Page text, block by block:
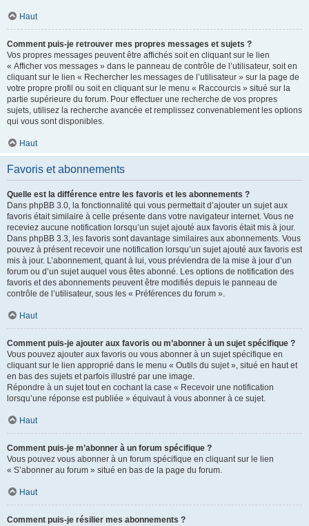
Haut
Comment puis-je retrouver mes propres messages et sujets ?
Vos propres messages peuvent être affichés soit en cliquant sur le lien
« Afficher vos messages » dans le panneau de contrôle de l’utilisateur, soit en
cliquant sur le lien « Rechercher les messages de l’utilisateur » sur la page de
votre propre profil ou soit en cliquant sur le menu « Raccourcis » situé sur la
partie supérieure du forum. Pour effectuer une recherche de vos propres
sujets, utilisez la recherche avancée et remplissez convenablement les options
qui vous sont disponibles.
Haut
Favoris et abonnements
Quelle est la différence entre les favoris et les abonnements ?
Dans phpBB 3.0, la fonctionnalité qui vous permettait d’ajouter un sujet aux
favoris était similaire à celle présente dans votre navigateur internet. Vous ne
receviez aucune notification lorsqu’un sujet ajouté aux favoris était mis à jour.
Dans phpBB 3.3, les favoris sont davantage similaires aux abonnements. Vous
pouvez à présent recevoir une notification lorsqu’un sujet ajouté aux favoris est
mis à jour. L’abonnement, quant à lui, vous préviendra de la mise à jour d’un
forum ou d’un sujet auquel vous êtes abonné. Les options de notification des
favoris et des abonnements peuvent être modifiés depuis le panneau de
contrôle de l’utilisateur, sous les « Préférences du forum ».
Haut
Comment puis-je ajouter aux favoris ou m’abonner à un sujet spécifique ?
Vous pouvez ajouter aux favoris ou vous abonner à un sujet spécifique en
cliquant sur le lien approprié dans le menu « Outils du sujet », situé en haut et
en bas des sujets et parfois illustré par une image.
Répondre à un sujet tout en cochant la case « Recevoir une notification
lorsqu’une réponse est publiée » équivaut à vous abonner à ce sujet.
Haut
Comment puis-je m’abonner à un forum spécifique ?
Vous pouvez vous abonner à un forum spécifique en cliquant sur le lien
« S’abonner au forum » situé en bas de la page du forum.
Haut
Comment puis-je résilier mes abonnements ?